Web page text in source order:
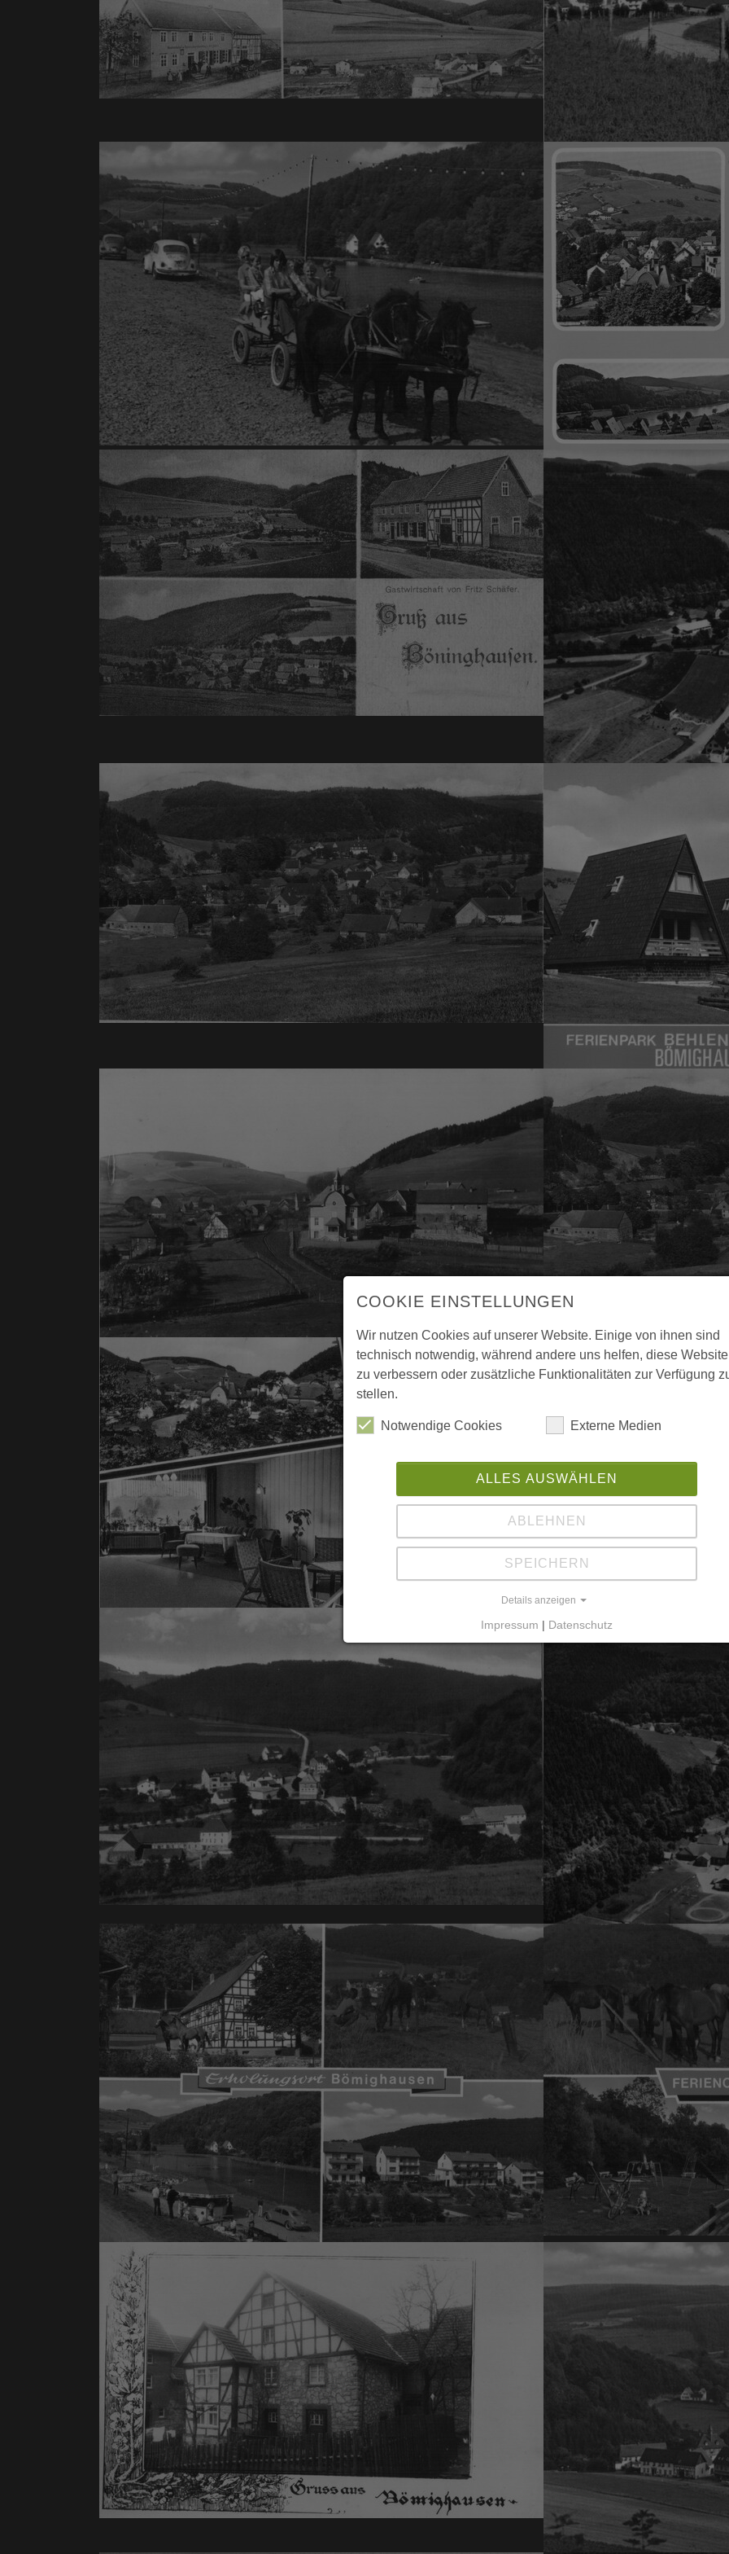
COOKIE EINSTELLUNGEN
Wir nutzen Cookies auf unserer Website. Einige von ihnen sind
technisch notwendig, während andere uns helfen, diese Website
zu verbessern oder zusätzliche Funktionalitäten zur Verfügung
stellen.
Notwendige Cookies Externe Medien
ALLES AUSWÄHLEN
ABLEHNEN
SPEICHERN
Details anzeigen
Impressum | Datenschutz